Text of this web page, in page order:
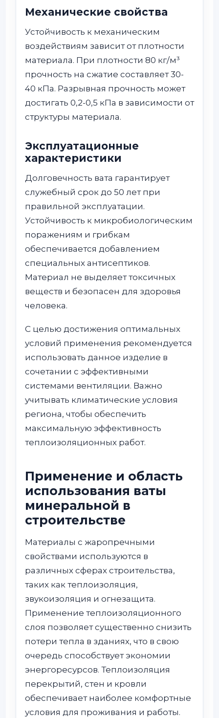
Механические свойства
Устойчивость к механическим
воздействиям зависит от плотности
материала. При плотности 80 кг/м³
прочность на сжатие составляет 30-
40 кПа. Разрывная прочность может
достигать 0,2-0,5 кПа в зависимости от
структуры материала.
Эксплуатационные
характеристики
Долговечность вата гарантирует
служебный срок до 50 лет при
правильной эксплуатации.
Устойчивость к микробиологическим
поражениям и грибкам
обеспечивается добавлением
специальных антисептиков.
Материал не выделяет токсичных
веществ и безопасен для здоровья
человека.
С целью достижения оптимальных
условий применения рекомендуется
использовать данное изделие в
сочетании с эффективными
системами вентиляции. Важно
учитывать климатические условия
региона, чтобы обеспечить
максимальную эффективность
теплоизоляционных работ.
Применение и область
использования ваты
минеральной в
строительстве
Материалы с жаропречными
свойствами используются в
различных сферах строительства,
таких как теплоизоляция,
звукоизоляция и огнезащита.
Применение теплоизоляционного
слоя позволяет существенно снизить
потери тепла в зданиях, что в свою
очередь способствует экономии
энергоресурсов. Теплоизоляция
перекрытий, стен и кровли
обеспечивает наиболее комфортные
условия для проживания и работы.